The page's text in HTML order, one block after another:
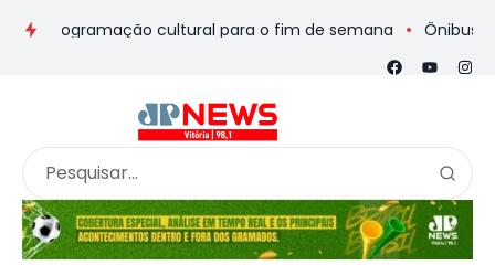
e programação cultural para o fim de semana Ônibus de